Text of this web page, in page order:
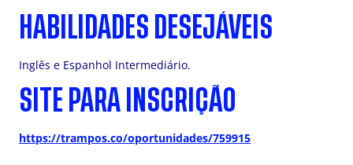
HABILIDADES DESEJÁVEIS
Inglês e Espanhol Intermediário.
SITE PARA INSCRIÇÃO
https://trampos.co/oportunidades/759915